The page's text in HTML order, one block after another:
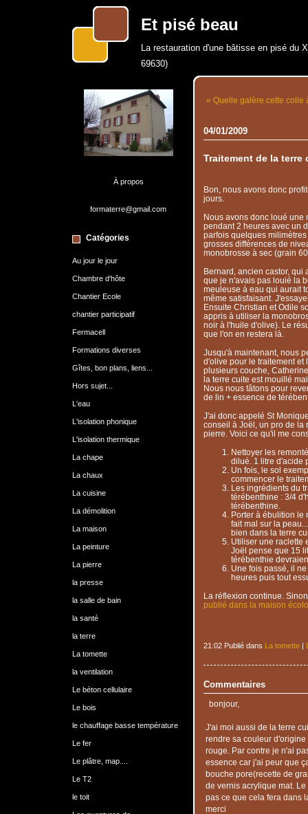
Et pisé beau
La restauration d'une bâtisse en pisé du
69630)
À propos
formaterre@gmail.com
Catégories
Au jour le jour
Chambre d'hôte
Chantier Ecole
chantier participatif
Fermacell
Formations diverses
Gîtes, bon plans, liens...
Hors sujet...
L'eau
L'isolation phonique
L'isolation thermique
La chape
La chaux
La cuisine
La démolition
La maison
La peinture
La pierre
la presse
la salle de bain
la santé
la terre
La tomette
la ventilation
Le béton cellulaire
Le bois
le chauffage basse température
Le fer
Le plâtre, map....
Le T2
le toit
« Quelle galère cette colle
04/01/2009
Traitement de la terre
Bon, nous avons donc
jours.
Nous avons donc loué une
pendant 2 heures avec un
parfois quelques
grosses différences de
monobrosse à sec (grain
Bernard, ancien castor, qui
que je n'avais pas louié la
meuleuse à eau qui aurait
même satisfaisant.
Ensuite Christian et Odile
appris à utiliser la
noir à l'huile d'olive). Le
que l'on en restera là.
Jusqu'à maintenant, nous
d'olive pour le traitement et
plusieurs couche,
la terre cuite est mouillé
Nous nous tâtons pour
de lin + essence de
J'ai donc appelé St
conseil à Joël, un pro de la
pierre. Voici ce qu'il me
Nettoyer les
dilué. 1 litre d'acide
Un fois, le sol
commencer le
Les ingrédients du
térébenthine : 3/4
térébenthine.
Porter à ébulition le
fait mal sur la
bien dans la terre
Utiliser une raclette
Joël pense que 15
térébenthie
Une fois passé, il
heures puis tout
La réflexion continue.
publié dans la maison
21:02 Publié dans La tomette|
Commentaires
bonjour,
J'ai moi aussi de la terre
rendre sa couleur
rouge. Par contre je n'ai
essence car j'ai peur que
bouche pore(recette de
de vernis acrylique mat.
pas ce que cela fera dans
merci